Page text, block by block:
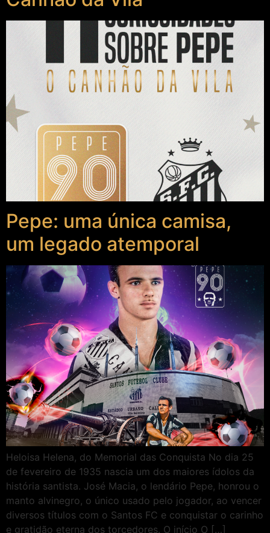
Pepe: uma única camisa,
um legado atemporal
Heloisa Helena, do Memorial das Conquista No dia 25
de fevereiro de 1935 nascia um dos maiores ídolos da
história santista. José Macia, o lendário Pepe, honrou o
manto alvinegro, o único usado pelo jogador, ao vencer
diversos títulos com o Santos FC e conquistar o carinho
e gratidão eterna dos torcedores. O início O […]